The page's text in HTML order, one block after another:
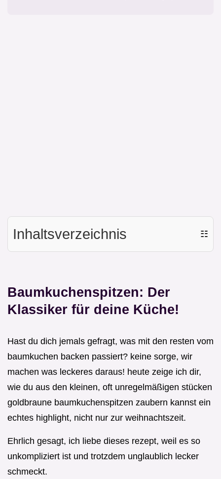
Inhaltsverzeichnis ☷
Baumkuchenspitzen: Der
Klassiker für deine Küche!
Hast du dich jemals gefragt, was mit den resten vom
baumkuchen backen passiert? keine sorge, wir
machen was leckeres daraus! heute zeige ich dir,
wie du aus den kleinen, oft unregelmäßigen stücken
goldbraune baumkuchenspitzen zaubern kannst ein
echtes highlight, nicht nur zur weihnachtszeit.
Ehrlich gesagt, ich liebe dieses rezept, weil es so
unkompliziert ist und trotzdem unglaublich lecker
schmeckt.